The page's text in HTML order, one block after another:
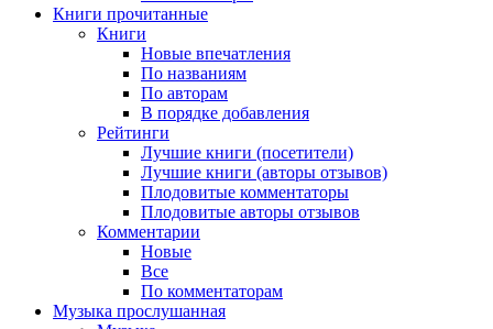
Книги прочитанные
Книги
Новые впечатления
По названиям
По авторам
В порядке добавления
Рейтинги
Лучшие книги (посетители)
Лучшие книги (авторы отзывов)
Плодовитые комментаторы
Плодовитые авторы отзывов
Комментарии
Новые
Все
По комментаторам
Музыка прослушанная